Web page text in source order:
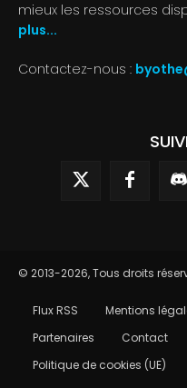
mieux les ressources
plus...
Contactez-nous :
© 2013-2026, Tous droits
Flux RSS Mentions
Partenaires
Contact
Politique de cookies (UE)